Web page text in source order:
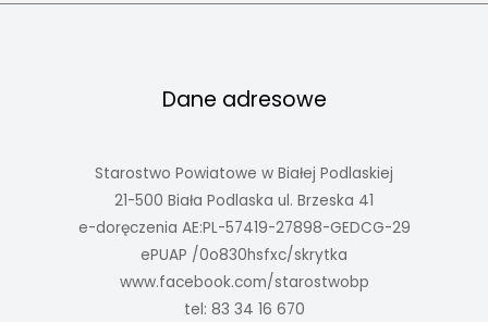
Dane adresowe
Starostwo Powiatowe w Białej Podlaskiej
21-500 Biała Podlaska ul. Brzeska 41
e-doręczenia AE:PL-57419-27898-GEDCG-29
ePUAP /0o830hsfxc/skrytka
www.facebook.com/starostwobp
tel: 83 34 16 670